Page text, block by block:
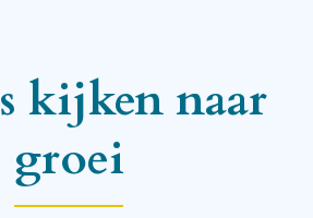
kijken naar
groei